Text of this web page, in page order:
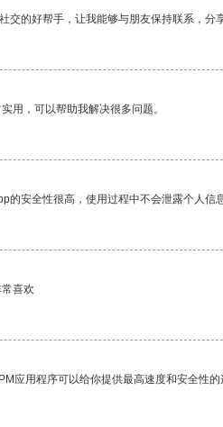
交的好帮手，让我能够与朋友保持联系，分
用，可以帮助我解决很多问题。
的安全性很高，使用过程中不会泄露个人信
喜欢
应用程序可以给你提供最高速度和安全性的